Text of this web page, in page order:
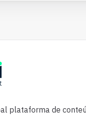
plataforma de